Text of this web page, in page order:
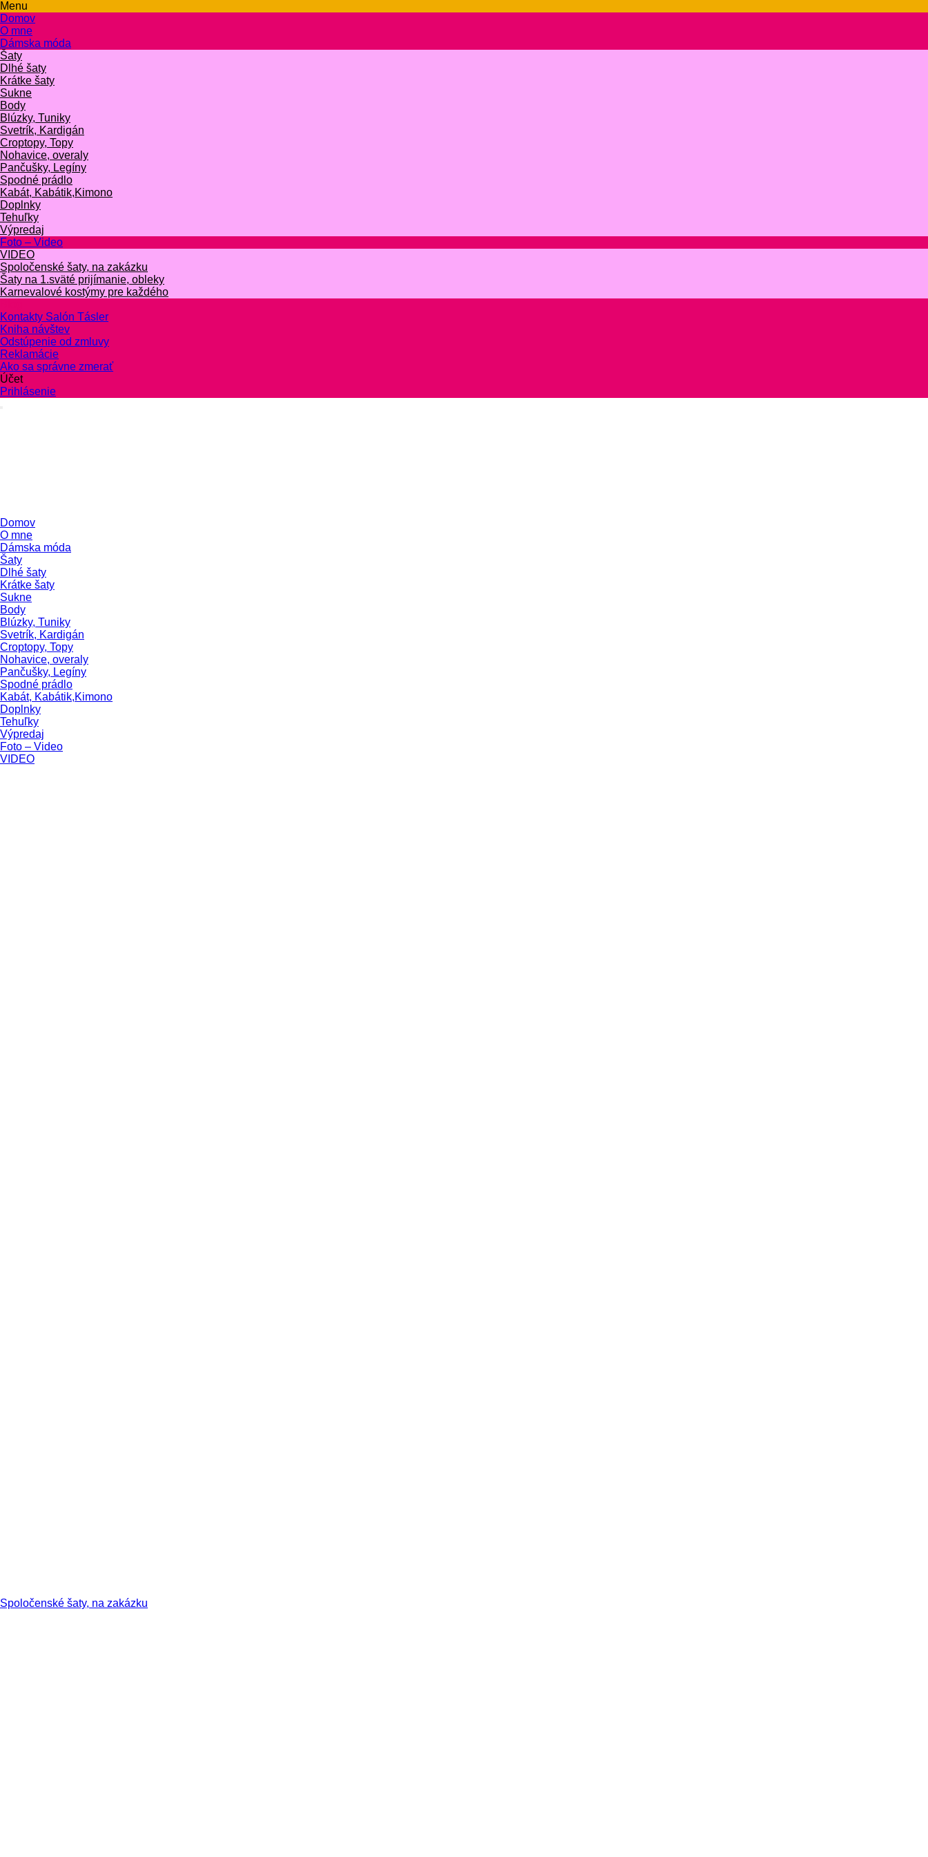
Menu
Domov
O mne
Dámska móda
Šaty
Dlhé šaty
Krátke šaty
Sukne
Body
Blúzky, Tuniky
Svetrík, Kardigán
Croptopy, Topy
Nohavice, overaly
Pančušky, Legíny
Spodné prádlo
Kabát, Kabátik,Kimono
Doplnky
Tehuľky
Výpredaj
Foto – Video
VIDEO
Spoločenské šaty, na zakázku
Šaty na 1.sväté prijímanie, obleky
Karnevalové kostýmy pre každého
Kontakty Salón Tásler
Kniha návštev
Odstúpenie od zmluvy
Reklamácie
Ako sa správne zmerať
Účet
Prihlásenie
Domov
O mne
Dámska móda
Šaty
Dlhé šaty
Krátke šaty
Sukne
Body
Blúzky, Tuniky
Svetrík, Kardigán
Croptopy, Topy
Nohavice, overaly
Pančušky, Legíny
Spodné prádlo
Kabát, Kabátik,Kimono
Doplnky
Tehuľky
Výpredaj
Foto – Video
VIDEO
Spoločenské šaty, na zakázku